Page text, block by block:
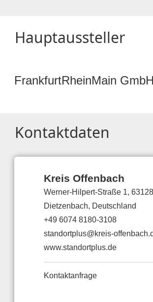
Hauptaussteller
FrankfurtRheinMain GmbH
Kontaktdaten
Kreis Offenbach
Werner-Hilpert-Straße 1, 63128
Dietzenbach, Deutschland
+49 6074 8180-3108
standortplus@kreis-
www.standortplus.de
Kontaktanfrage